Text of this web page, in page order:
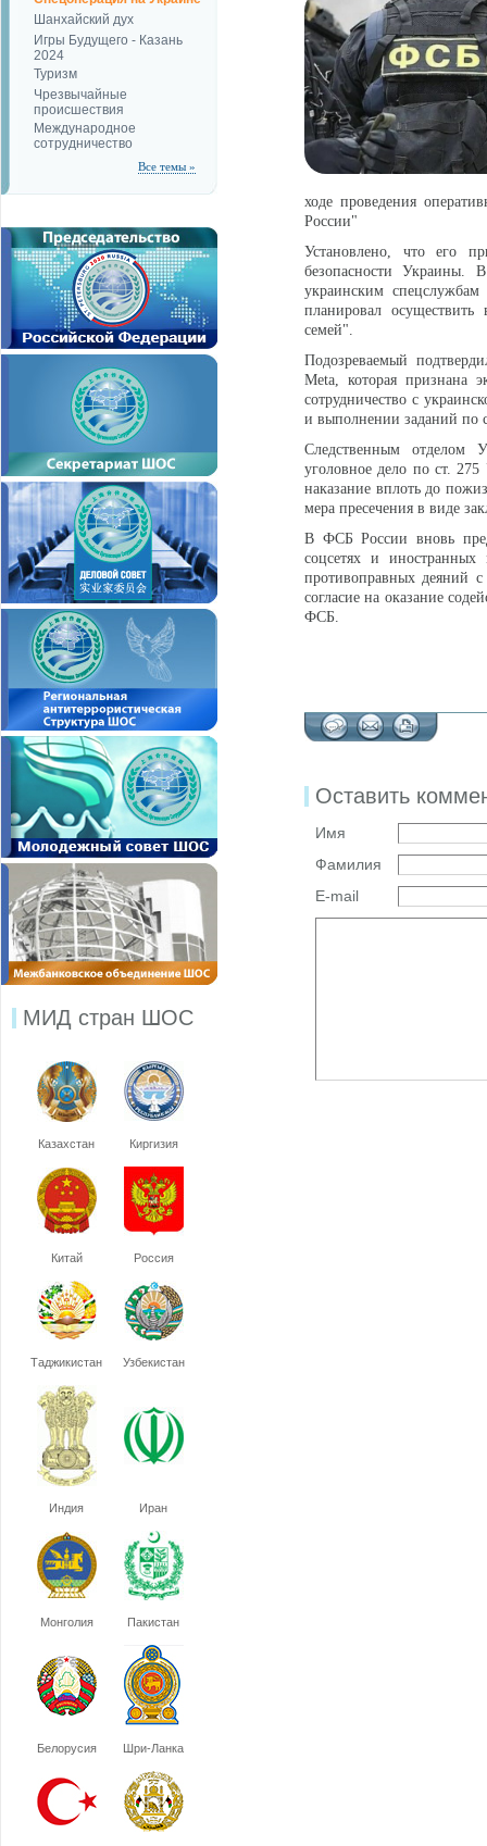
Шанхайский дух
Игры Будущего - Казань
2024
Туризм
Чрезвычайные
происшествия
Международное
сотрудничество
Все темы »
МИД стран ШОС
Казахстан Киргизия
Китай Россия
Таджикистан Узбекистан
Индия Иран
Монголия Пакистан
Белорусия Шри-Ланка
ходе проведения
России"
Установлено, что его
безопасности
украинским
планировал
семей".
Подозреваемый
Meta, которая признана
сотрудничество с
и выполнении заданий по
Следственным отделом
уголовное дело по ст.
наказание вплоть до
мера пресечения в виде
В ФСБ России вновь
соцсетях и иностранных
противоправных деяний
согласие на оказание
ФСБ.
Оставить
Имя
Фамилия
E-mail